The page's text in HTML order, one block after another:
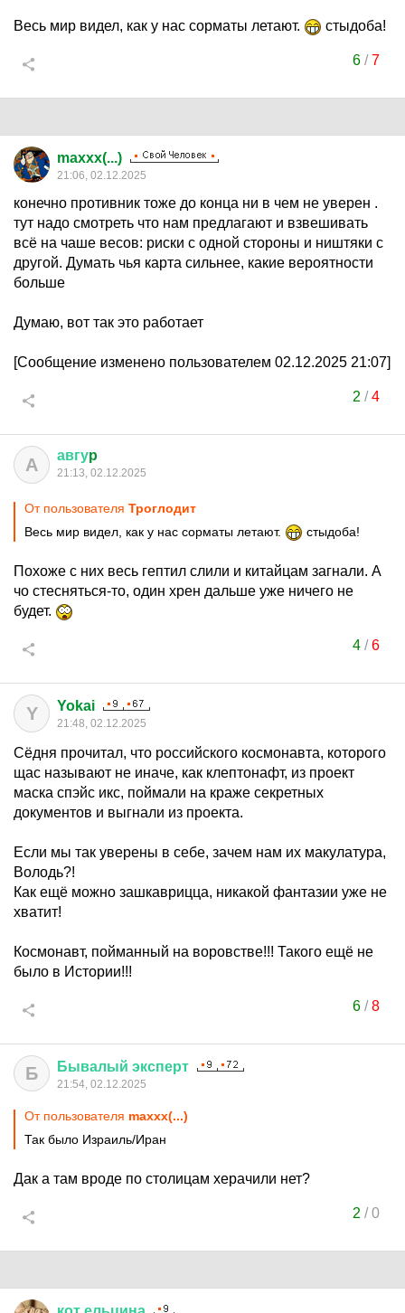
Весь мир видел, как у нас сорматы летают. стыдоба!
6/7
maxxx(...)
21:06, 02.12.2025
конечно противник тоже до конца ни в чем не уверен .
тут надо смотреть что нам предлагают и взвешивать
всё на чаше весов: риски с одной стороны и ништяки с
другой. Думать чья карта сильнее, какие вероятности
больше
Думаю, вот так это работает
[Сообщение изменено пользователем 02.12.2025 21:07]
2 /4
А авгуp
21:13, 02.12.2025
От пользователя Трoглодит
Весь мир видел, как у нас сорматы летают.
стыдоба!
Похоже с них весь гептил слили и китайцам загнали. А
чо стесняться-то, один хрен дальше уже ничего не
будет.
4/6
Y Yokai
21:48, 02.12.2025
Сёдня прочитал, что российского космонавта, которого
щас называют не иначе, как клептонафт, из проект
маска спэйс икс, поймали на краже секретных
документов и выгнали из проекта.
Если мы так уверены в себе, зачем нам их макулатура,
Володь?!
Как ещё можно зашкаврицца, никакой фантазии уже не
хватит!
Космонавт, пойманный на воровстве!!! Такого ещё не
было в Истории!!!
6/8
Б Бывалый эксперт
21:54, 02.12.2025
От пользователя maxxx(...)
Так было Израиль/Иран
Дак а там вроде по столицам херачили нет?
2 /0